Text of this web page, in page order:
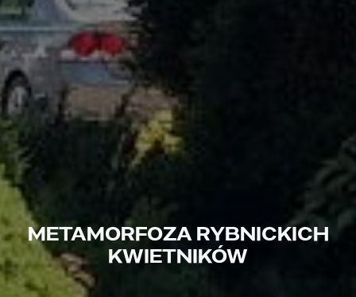
METAMORFOZA RYBNICKICH
KWIETNIKÓW